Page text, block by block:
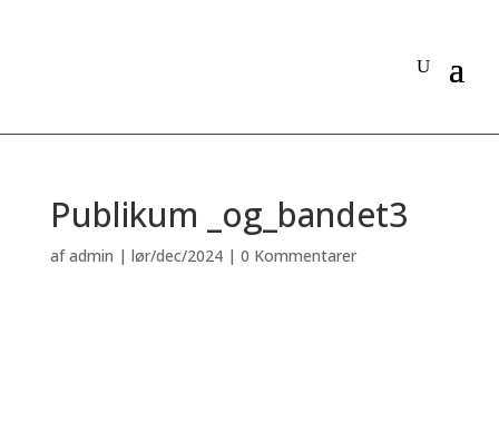
Publikum _og_bandet3
afadmin | lør/dec/2024| 0 Kommentarer